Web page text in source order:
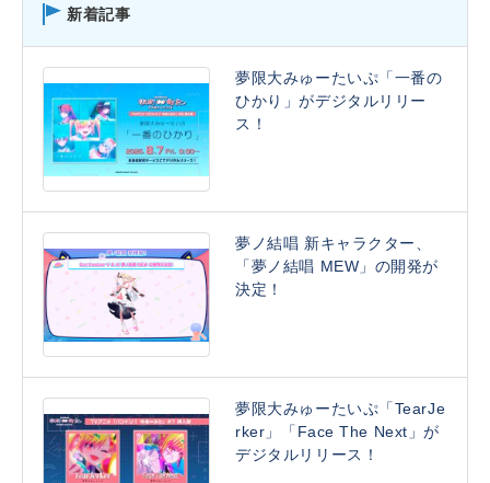
新着記事
夢限大みゅーたいぷ「一番の
ひかり」がデジタルリリー
ス！
夢ノ結唱 新キャラクター、
「夢ノ結唱 MEW」の開発が
決定！
夢限大みゅーたいぷ「TearJe
rker」「Face The Next」が
デジタルリリース！